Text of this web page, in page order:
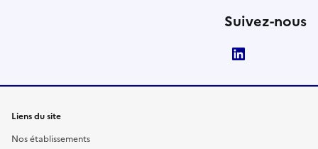
Suivez-nous
Liens du site
Nos établissements